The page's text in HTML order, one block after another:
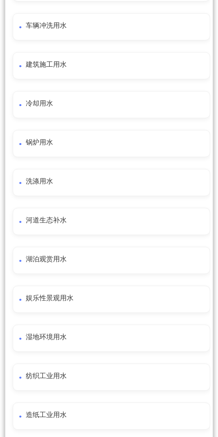
车辆冲洗用水
建筑施工用水
冷却用水
锅炉用水
洗涤用水
河道生态补水
湖泊观赏用水
娱乐性景观用水
湿地环境用水
纺织工业用水
造纸工业用水